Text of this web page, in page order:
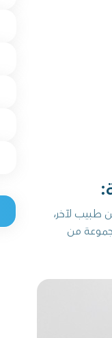
طبيب لآخر،
من